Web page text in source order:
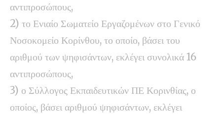
αντιπροσώπους,
2) το Ενιαίο Σωματείο Εργαζομένων στο Γενικό
Νοσοκομείο Κορίνθου, το οποίο, βάσει του
αριθμού των ψηφισάντων, εκλέγει συνολικά 16
αντιπροσώπους,
3) ο Σύλλογος Εκπαιδευτικών ΠΕ Κορινθίας, ο
οποίος, βάσει αριθμού ψηφισάντων, εκλέγει